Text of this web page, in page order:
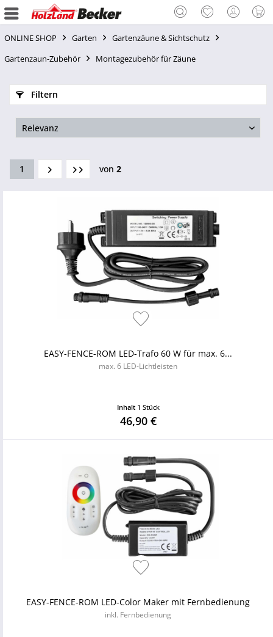
ONLINE SHOP Garten
Gartenzäune & Sichtschutz
Gartenzaun-Zubehör
Montagezubehör für Zäune
Filtern
1 von 2
EASY-FENCE-ROM LED-Trafo 60 W für max. 6...
max. 6 LED-Lichtleisten
Inhalt 1 Stück
46,90 €
EASY-FENCE-ROM LED-Color Maker mit Fernbedienung
inkl. Fernbedienung